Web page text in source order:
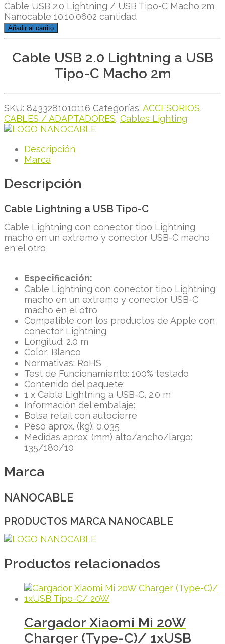
Cable USB 2.0 Lightning / USB Tipo-C Macho 2m
Nanocable 10.10.0602 cantidad
Añadir al carrito
Cable USB 2.0 Lightning a USB
Tipo-C Macho 2m
SKU: 8433281010116 Categorías: ACCESORIOS,
CABLES / ADAPTADORES, Cables Lighting
Descripción
Marca
Descripción
Cable Lightning a USB Tipo-C
Cable Lightning con conector tipo Lightning
macho en un extremo y conector USB-C macho
en el otro
Especificación:
Cable Lightning con conector tipo Lightning
macho en un extremo y conector USB-C
macho en el otro
Compatible con los productos de Apple con
conector Lightning
Longitud: 2.0 m
Color: Blanco
Normativas: RoHS
Test de Funcionamiento: 100% testado
Contenido del paquete:
1 x Cable Lightning a USB-C, 2.0 m
Información del embalaje:
Bolsa retail con autocierre
Peso aprox. (kg): 0,035
Medidas aprox. (mm) alto/ancho/largo:
135/180/10
Marca
NANOCABLE
PRODUCTOS MARCA NANOCABLE
Productos relacionados
Cargador Xiaomi Mi 20W
Charger (Type-C)/ 1xUSB